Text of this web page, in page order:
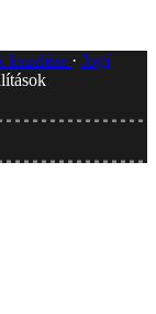
kezelése
Jogi